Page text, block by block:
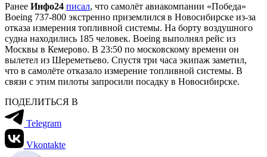
Ранее Инфо24 писал, что самолёт авиакомпании «Победа»
Boeing 737-800 экстренно приземлился в Новосибирске из-за
отказа измерения топливной системы. На борту воздушного
судна находились 185 человек. Boeing выполнял рейс из
Москвы в Кемерово. В 23:50 по московскому времени он
вылетел из Шереметьево. Спустя три часа экипаж заметил,
что в самолёте отказало измерение топливной системы. В
связи с этим пилоты запросили посадку в Новосибирске.
ПОДЕЛИТЬСЯ В
Telegram
Vkontakte